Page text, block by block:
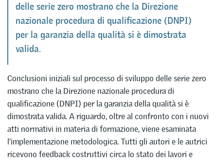
delle serie zero mostrano che la Direzione
nazionale procedura di qualificazione (DNPI)
per la garanzia della qualità si è dimostrata
valida.
Conclusioni iniziali sul processo di sviluppo delle serie zero
mostrano che la Direzione nazionale procedura di
qualificazione (DNPI) per la garanzia della qualità si è
dimostrata valida. A riguardo, oltre al confronto con i nuovi
atti normativi in materia di formazione, viene esaminata
l’implementazione metodologica. Tutti gli autori e le autrici
ricevono feedback costruttivi circa lo stato dei lavori e